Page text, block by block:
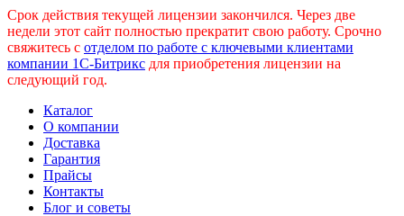
Срок действия текущей лицензии закончился. Через две
недели этот сайт полностью прекратит свою работу. Срочно
свяжитесь с отделом по работе с ключевыми клиентами
компании 1С-Битрикс для приобретения лицензии на
следующий год.
Каталог
О компании
Доставка
Гарантия
Прайсы
Контакты
Блог и советы